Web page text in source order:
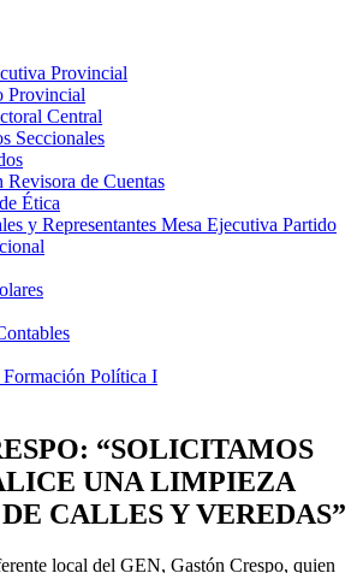
Provincial
Provincial
Central
Seccionales
Revisora de Cuentas
Ética
y Representantes Mesa Ejecutiva Partido
Formación Política I
“SOLICITAMOS
UNA LIMPIEZA
CALLES Y VEREDAS”
local del GEN, Gastón Crespo, quien